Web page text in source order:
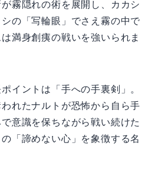
霧隠れの術を展開し、カカシ
の「写輪眼」でさえ霧の中で
満身創痍の戦いを強いられま
イントは「手への手裏剣」。
れたナルトが恐怖から自ら手
意識を保ちながら戦い続けた
「諦めない心」を象徴する名